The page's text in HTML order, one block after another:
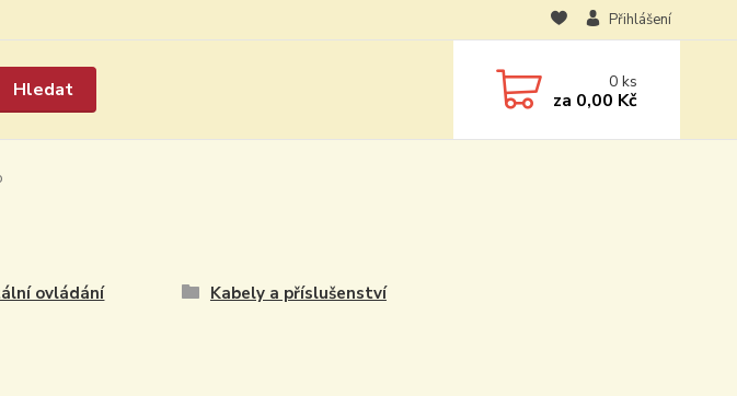
Přihlášení
Hledat 0ks
za 0,00 Kč
ovládání Kabely a příslušenství